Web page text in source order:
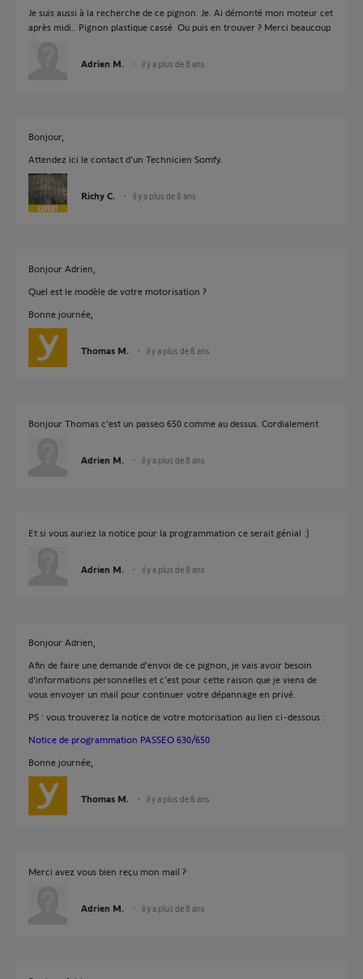
Je suis aussi à la recherche de ce pignon. Je. Ai démonté mon moteur cet
après midi.. Pignon plastique cassé. Ou puis en trouver ? Merci beaucoup
Adrien M. il y a plus de 8 ans
Bonjour,
Attendez ici le contact d'un Technicien Somfy.
Richy C. il y a plus de 8 ans
Bonjour Adrien,
Quel est le modèle de votre motorisation ?
Bonne journée,
Thomas M. il y a plus de 8 ans
Bonjour Thomas c'est un passeo 650 comme au dessus. Cordialement
Adrien M. il y a plus de 8 ans
Et si vous auriez la notice pour la programmation ce serait génial :)
Adrien M. il y a plus de 8 ans
Bonjour Adrien,
Afin de faire une demande d'envoi de ce pignon, je vais avoir besoin
d'informations personnelles et c'est pour cette raison que je viens de
vous envoyer un mail pour continuer votre dépannage en privé.
PS : vous trouverez la notice de votre motorisation au lien ci-dessous :
Notice de programmation PASSEO 630/650
Bonne journée,
Thomas M. il y a plus de 8 ans
Merci avez vous bien reçu mon mail ?
Adrien M. il y a plus de 8 ans